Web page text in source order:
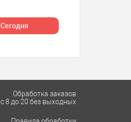
Сегодня
Обработка заказов
с 8 до 20 без выходных